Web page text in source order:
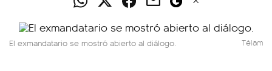
El exmandatario se mostró abierto al diálogo. Télam